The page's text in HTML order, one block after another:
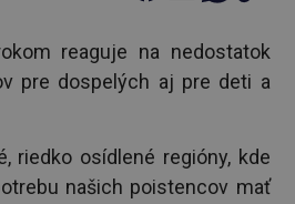
reaguje na nedostatok
pre dospelých aj pre deti a
riedko osídlené regióny, kde
našich poistencov mať